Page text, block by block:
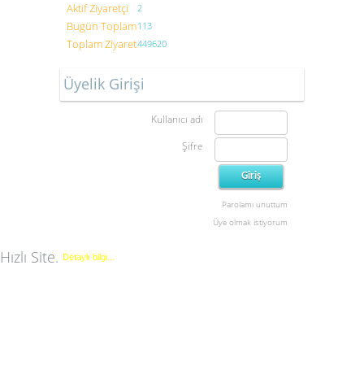
Aktif Ziyaretçi 2
Bugün Toplam113
Toplam Ziyaret449620
Üyelik Girişi
Kullanıcı adı
Şifre
Parolamı unuttum
Üye olmak istiyorum
Hızlı Site. Detaylı bilgi...